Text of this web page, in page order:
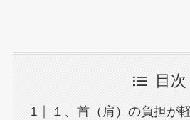
目次
１、首（肩）の負担が